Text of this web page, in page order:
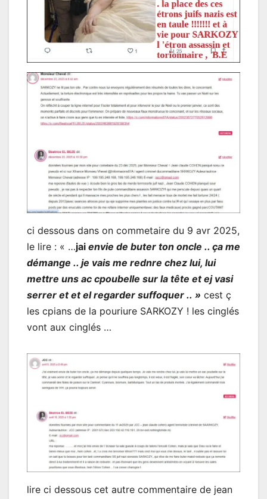
ci dessous dans on commetaire du 9 avr 2025,
le lire : « …jai envie de buter ton oncle .. ça me
démange .. je vais me rednre chez lui, lui
mettre uns ac cpoubelle sur la tête et ej vasi
serrer et et el regarder suffoquer .. » cest ç
les cpians de la pouriure SARKOZY ! les cinglés
vont aux cinglés …
lire ci dessous cet autre commentaire de jean